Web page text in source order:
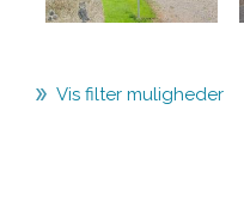
Vis filter muligheder